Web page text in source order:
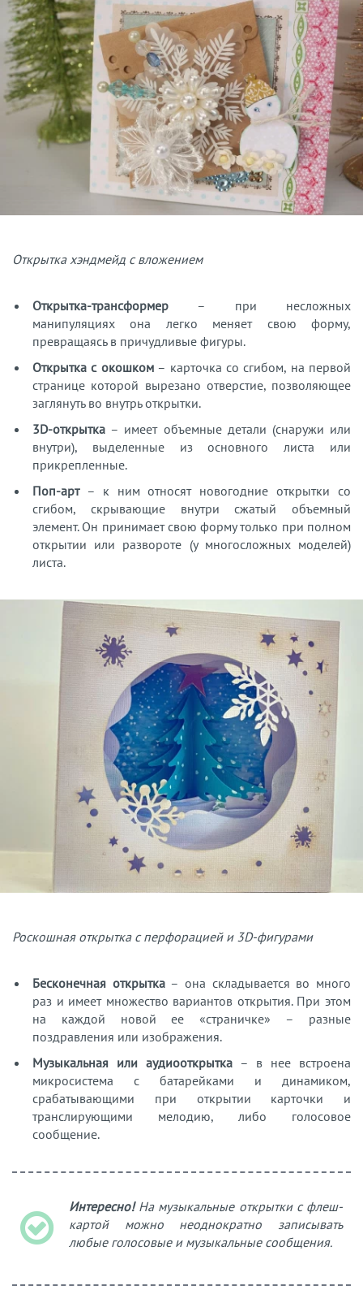
Открытка хэндмейд с вложением
Открытка-трансформер – при несложных
манипуляциях она легко меняет свою форму,
превращаясь в причудливые фигуры.
Открытка с окошком– карточка со сгибом, на первой
странице которой вырезано отверстие, позволяющее
заглянуть во внутрь открытки.
3D-открытка – имеет объемные детали (снаружи или
внутри), выделенные из основного листа или
прикрепленные.
Поп-арт– к ним относят новогодние открытки со
сгибом, скрывающие внутри сжатый объемный
элемент. Он принимает свою форму только при полном
открытии или развороте (у многосложных моделей)
листа.
Роскошная открытка с перфорацией и 3D-фигурами
Бесконечная открытка– она складывается во много
раз и имеет множество вариантов открытия. При этом
на каждой новой ее «страничке» – разные
поздравления или изображения.
Музыкальная или аудиооткрытка – в нее встроена
микросистема с батарейками и динамиком,
срабатывающими при открытии карточки и
транслирующими мелодию, либо голосовое
сообщение.
Интересно! На музыкальные открытки с флеш-
картой можно неоднократно записывать
любые голосовые и музыкальные сообщения.